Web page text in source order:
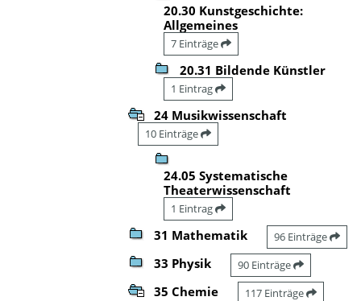
20.30 Kunstgeschichte:
Allgemeines
7 Einträge
20.31 Bildende Künstler
1 Eintrag
24 Musikwissenschaft
10 Einträge
24.05 Systematische
Theaterwissenschaft
1 Eintrag
31 Mathematik 96 Einträge
33 Physik 90 Einträge
35 Chemie 117 Einträge